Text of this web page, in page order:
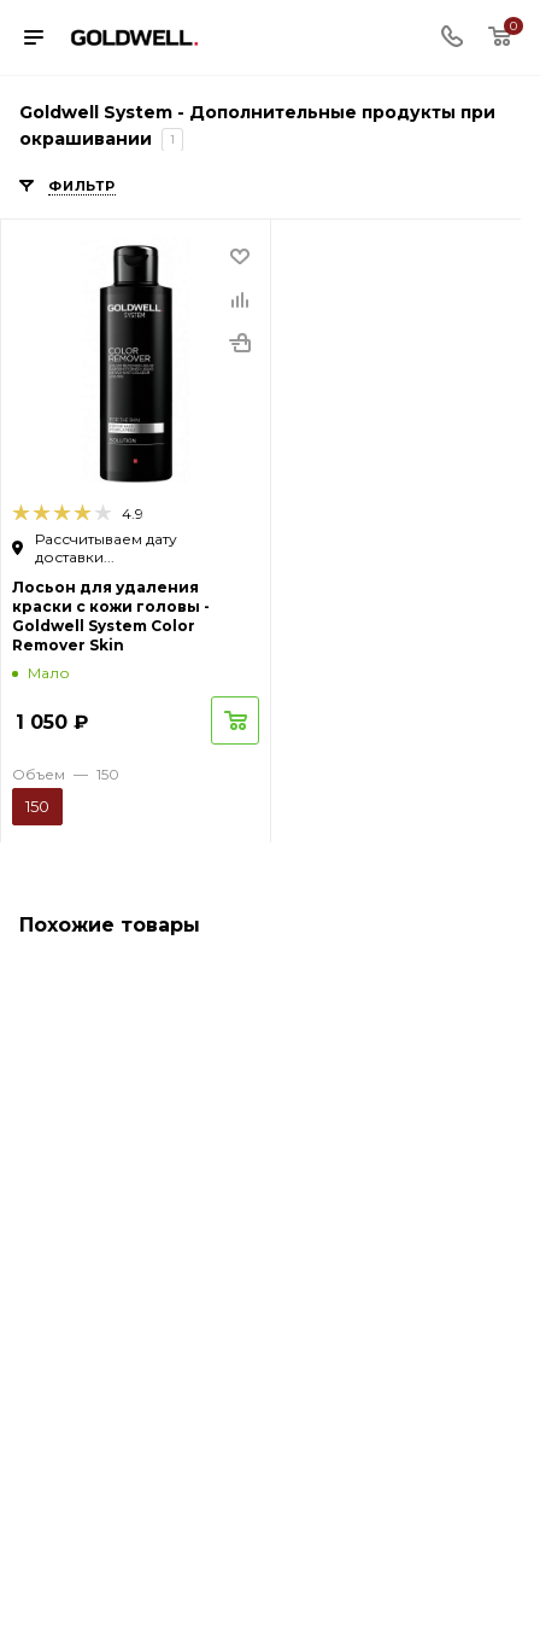
0
Goldwell System - Дополнительные продукты при
окрашивании
1
ФИЛЬТР
4.9
Рассчитываем дату
доставки...
Лосьон для удаления
краски с кожи головы -
Goldwell System Color
Remover Skin
Мало
1 050 ₽
Объем — 150
150
Похожие товары